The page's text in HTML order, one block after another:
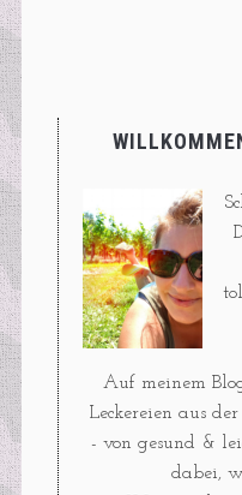
Auf meinem
Leckereien aus der
- von gesund &
dabei,